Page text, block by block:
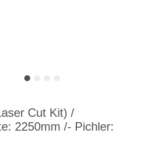
Cut Kit) /
2250mm /- Pichler: